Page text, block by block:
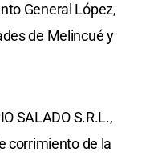
General López,
de Melincué y
SALADO S.R.L.,
corrimiento de la